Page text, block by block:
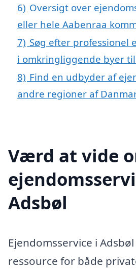
6) Oversigt over
eller hele Aabenraa
7) Søg efter professionel
i omkringliggende byer
8) Find en udbyder af
andre regioner af
Værd at vide
Adsbøl
Ejendomsservice i
ressource for både